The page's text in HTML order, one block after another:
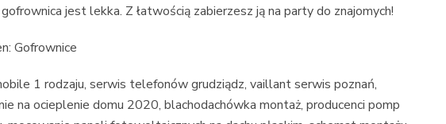
jest lekka. Z łatwością zabierzesz ją na party do znajomych!
Gofrownice
1 rodzaju, serwis telefonów grudziądz, vaillant serwis poznań,
na ocieplenie domu 2020, blachodachówka montaż, producenci pomp